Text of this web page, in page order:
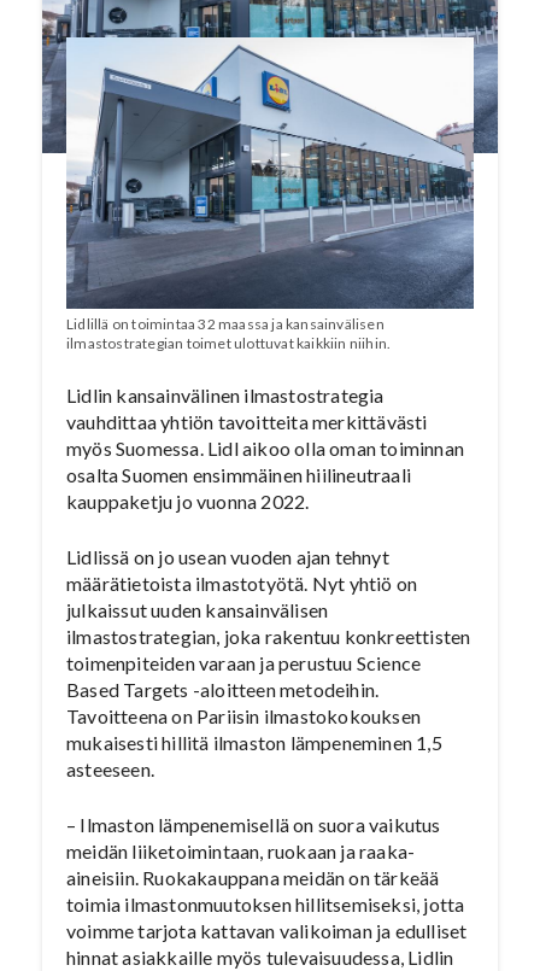
Lidlillä on toimintaa 32 maassa ja kansainvälisen
ilmastostrategian toimet ulottuvat kaikkiin niihin.
Lidlin kansainvälinen ilmastostrategia
vauhdittaa yhtiön tavoitteita merkittävästi
myös Suomessa. Lidl aikoo olla oman toiminnan
osalta Suomen ensimmäinen hiilineutraali
kauppaketju jo vuonna 2022.
Lidlissä on jo usean vuoden ajan tehnyt
määrätietoista ilmastotyötä. Nyt yhtiö on
julkaissut uuden kansainvälisen
ilmastostrategian, joka rakentuu konkreettisten
toimenpiteiden varaan ja perustuu Science
Based Targets -aloitteen metodeihin.
Tavoitteena on Pariisin ilmastokokouksen
mukaisesti hillitä ilmaston lämpeneminen 1,5
asteeseen.
– Ilmaston lämpenemisellä on suora vaikutus
meidän liiketoimintaan, ruokaan ja raaka-
aineisiin. Ruokakauppana meidän on tärkeää
toimia ilmastonmuutoksen hillitsemiseksi, jotta
voimme tarjota kattavan valikoiman ja edulliset
hinnat asiakkaille myös tulevaisuudessa, Lidlin